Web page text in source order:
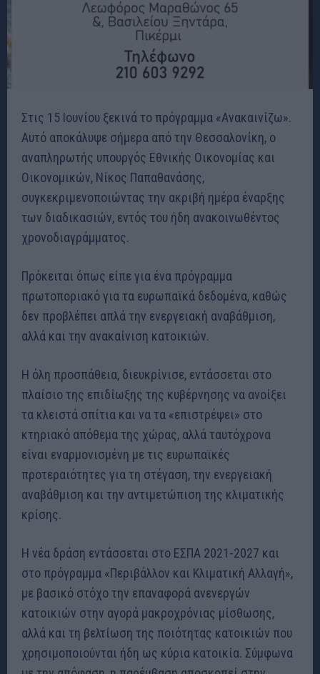
Στις 15 Ιουνίου ξεκινά το πρόγραμμα «Ανακαινίζω».
Αυτό αποκάλυψε σήμερα από την Θεσσαλονίκη, ο
αναπληρωτής υπουργός Εθνικής Οικονομίας και
Οικονομικών, Νίκος Παπαθανάσης,
συγκεκριμενοποιώντας την ακριβή ημέρα έναρξης
των διαδικασιών, εντός του ήδη ανακοινωθέντος
χρονοδιαγράμματος.
Πρόκειται όπως είπε για ένα πρόγραμμα
πρωτοποριακό για τα ευρωπαϊκά δεδομένα, καθώς
δεν προβλέπει απλά την ενεργειακή αναβάθμιση,
αλλά και την ανακαίνιση κατοικιών.
Η όλη προσπάθεια, διευκρίνισε, εντάσσεται στο
πλαίσιο της επιδίωξης της κυβέρνησης να ανοίξει
τα κλειστά σπίτια και να τα «επιστρέψει» στο
κτηριακό απόθεμα της χώρας, αλλά ταυτόχρονα
είναι εναρμονισμένη με τις ευρωπαϊκές
προτεραιότητες για τη στέγαση, την ενεργειακή
αναβάθμιση και την αντιμετώπιση της κλιματικής
κρίσης.
Η νέα δράση εντάσσεται στο ΕΣΠΑ 2021-2027 και
στο πρόγραμμα «Περιβάλλον και Κλιματική Αλλαγή»,
με βασικό στόχο την επαναφορά ανενεργών
κατοικιών στην αγορά μακροχρόνιας μίσθωσης,
αλλά και τη βελτίωση της ποιότητας κατοικιών που
χρησιμοποιούνται ήδη ως κύρια κατοικία. Σύμφωνα